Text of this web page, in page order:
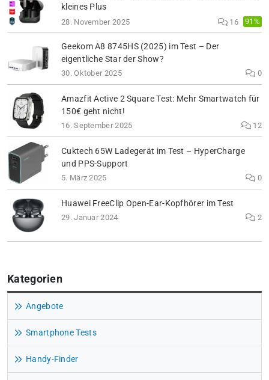
kleines Plus
28. November 2025 16 91%
Geekom A8 8745HS (2025) im Test – Der
eigentliche Star der Show?
30. Oktober 2025 0
Amazfit Active 2 Square Test: Mehr Smartwatch für
150€ geht nicht!
16. September 2025 12
Cuktech 65W Ladegerät im Test – HyperCharge
und PPS-Support
5. März 2025 0
Huawei FreeClip Open-Ear-Kopfhörer im Test
29. Januar 2024 2
Kategorien
Angebote
Smartphone Tests
Handy-Finder